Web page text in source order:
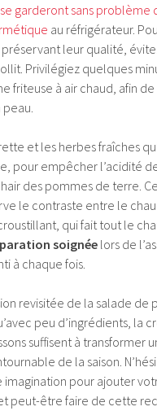
garderont sans problème
au réfrigérateur.
leur qualité,
Privilégiez quelques
friteuse à air chaud, afin de
peau.
et les herbes fraîches
pour empêcher l’acidité
des pommes de terre.
le contraste entre le
qui fait tout le
soignéelors de
à chaque fois.
revisitée de la salade de
peu d’ingrédients, la
suffisent à transformer
de la saison.
imagination pour ajouter
peut-être faire de cette